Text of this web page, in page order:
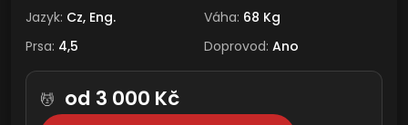
Jazyk: Cz, Eng. Váha: 68 Kg
Prsa: 4,5 Doprovod: Ano
💆 od 3 000 Kč